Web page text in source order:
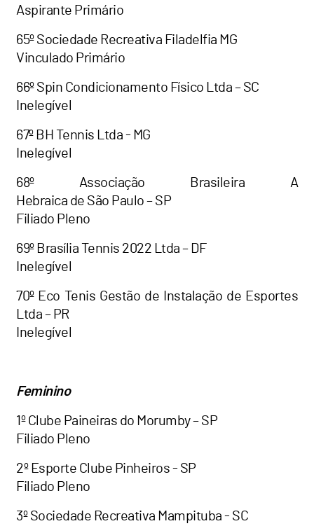
Aspirante Primário
65º Sociedade Recreativa Filadelfia MG
Vinculado Primário
66º Spin Condicionamento Físico Ltda – SC
Inelegível
67º BH Tennis Ltda - MG
Inelegível
68º Associação Brasileira A
Hebraica de São Paulo – SP
Filiado Pleno
69º Brasília Tennis 2022 Ltda – DF
Inelegível
70º Eco Tenis Gestão de Instalação de Esportes
Ltda – PR
Inelegível
Feminino
1º Clube Paineiras do Morumby – SP
Filiado Pleno
2º Esporte Clube Pinheiros - SP
Filiado Pleno
3º Sociedade Recreativa Mampituba - SC